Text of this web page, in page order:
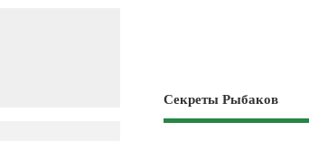
Секреты Рыбаков